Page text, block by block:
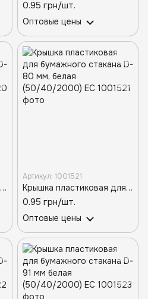
0.95 грн/шт.
Оптовые цены
Крышка пластиковая для бумажного стакана D-79 мм белая (50/40/2000) ЕС
Артикул: 1001521
Крышка пластиковая для бумажного стакана D-80 мм, белая (50/40/2000) ЕС
0.95 грн/шт.
Оптовые цены